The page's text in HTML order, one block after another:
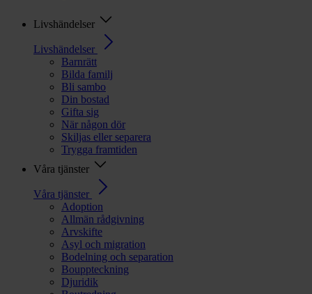
Livshändelser
Livshändelser
Barnrätt
Bilda familj
Bli sambo
Din bostad
Gifta sig
När någon dör
Skiljas eller separera
Trygga framtiden
Våra tjänster
Våra tjänster
Adoption
Allmän rådgivning
Arvskifte
Asyl och migration
Bodelning och separation
Bouppteckning
Djuridik